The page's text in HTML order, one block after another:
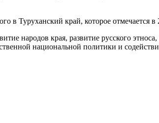
в Туруханский край, которое отмечается в
народов края, развитие русского
национальной политики и